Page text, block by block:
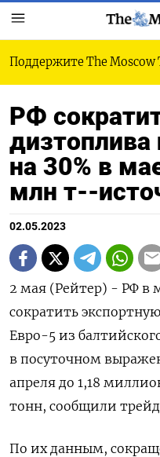
Поддержите The Moscow
РФ
на 30% в
млн т--
02.05.2023
2 мая (Рейтер) - РФ в
сократить
Евро-5 из
в посуточном
апреля до 1,18
тонн, сообщили
По их данным,